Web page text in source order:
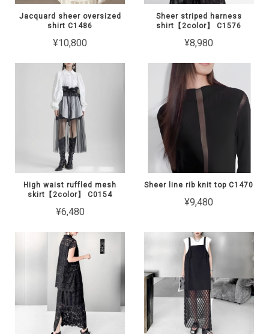
Jacquard sheer oversized
shirt C1486
¥10,800
Sheer striped harness
shirt【2color】 C1576
¥8,980
High waist ruffled mesh
skirt【2color】 C0154
¥6,480
Sheer line rib knit top C1470
¥9,480